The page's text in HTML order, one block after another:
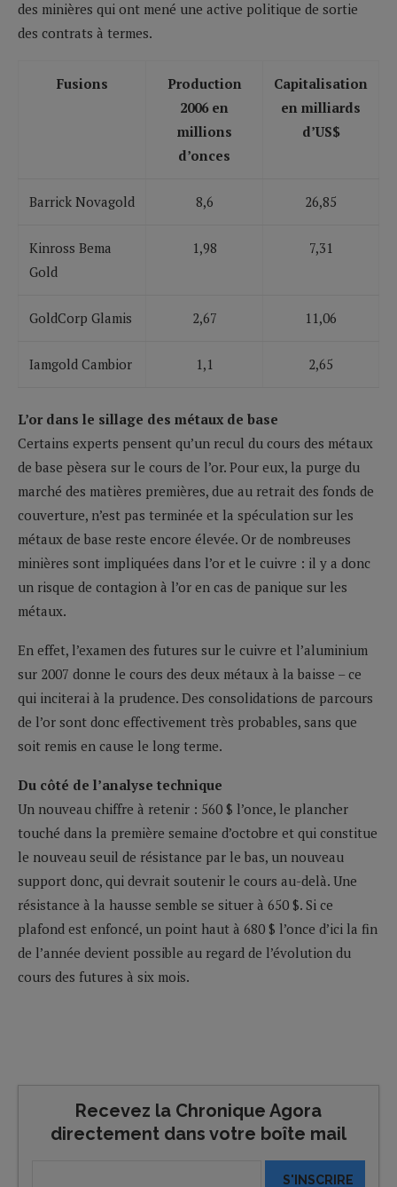
des minières qui ont mené une active politique de sortie
des contrats à termes.
Fusions
Production
2006 en
millions
d’onces
Capitalisation
en milliards
d’US$
Barrick Novagold 8,6 26,85
Kinross Bema
Gold
1,98 7,31
GoldCorp Glamis 2,67 11,06
Iamgold Cambior 1,1 2,65
L’or dans le sillage des métaux de base
Certains experts pensent qu’un recul du cours des métaux
de base pèsera sur le cours de l’or. Pour eux, la purge du
marché des matières premières, due au retrait des fonds de
couverture, n’est pas terminée et la spéculation sur les
métaux de base reste encore élevée. Or de nombreuses
minières sont impliquées dans l’or et le cuivre : il y a donc
un risque de contagion à l’or en cas de panique sur les
métaux.
En effet, l’examen des futures sur le cuivre et l’aluminium
sur 2007 donne le cours des deux métaux à la baisse – ce
qui inciterai à la prudence. Des consolidations de parcours
de l’or sont donc effectivement très probables, sans que
soit remis en cause le long terme.
Du côté de l’analyse technique
Un nouveau chiffre à retenir : 560 $ l’once, le plancher
touché dans la première semaine d’octobre et qui constitue
le nouveau seuil de résistance par le bas, un nouveau
support donc, qui devrait soutenir le cours au-delà. Une
résistance à la hausse semble se situer à 650 $. Si ce
plafond est enfoncé, un point haut à 680 $ l’once d’ici la fin
de l’année devient possible au regard de l’évolution du
cours des futures à six mois.
Recevez la Chronique Agora
directement dans votre boîte mail
S'INSCRIRE